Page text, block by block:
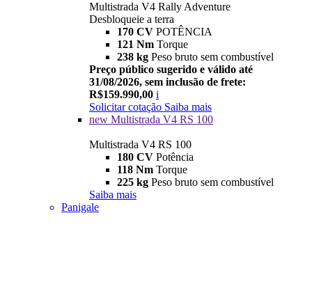
Multistrada V4 Rally Adventure
Desbloqueie a terra
170 CV POTÊNCIA
121 Nm Torque
238 kg Peso bruto sem combustível
Preço público sugerido e válido até
31/08/2026, sem inclusão de frete:
R$159.990,00 i
Solicitar cotação Saiba mais
new Multistrada V4 RS 100
Multistrada V4 RS 100
180 CV Potência
118 Nm Torque
225 kg Peso bruto sem combustível
Saiba mais
Panigale